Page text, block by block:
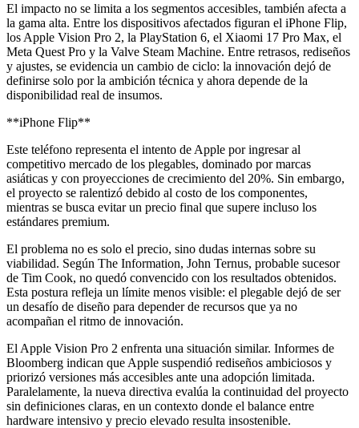
El impacto no se limita a los segmentos accesibles, también afecta a
la gama alta. Entre los dispositivos afectados figuran el iPhone Flip,
los Apple Vision Pro 2, la PlayStation 6, el Xiaomi 17 Pro Max, el
Meta Quest Pro y la Valve Steam Machine. Entre retrasos, rediseños
y ajustes, se evidencia un cambio de ciclo: la innovación dejó de
definirse solo por la ambición técnica y ahora depende de la
disponibilidad real de insumos.
**iPhone Flip**
Este teléfono representa el intento de Apple por ingresar al
competitivo mercado de los plegables, dominado por marcas
asiáticas y con proyecciones de crecimiento del 20%. Sin embargo,
el proyecto se ralentizó debido al costo de los componentes,
mientras se busca evitar un precio final que supere incluso los
estándares premium.
El problema no es solo el precio, sino dudas internas sobre su
viabilidad. Según The Information, John Ternus, probable sucesor
de Tim Cook, no quedó convencido con los resultados obtenidos.
Esta postura refleja un límite menos visible: el plegable dejó de ser
un desafío de diseño para depender de recursos que ya no
acompañan el ritmo de innovación.
El Apple Vision Pro 2 enfrenta una situación similar. Informes de
Bloomberg indican que Apple suspendió rediseños ambiciosos y
priorizó versiones más accesibles ante una adopción limitada.
Paralelamente, la nueva directiva evalúa la continuidad del proyecto
sin definiciones claras, en un contexto donde el balance entre
hardware intensivo y precio elevado resulta insostenible.